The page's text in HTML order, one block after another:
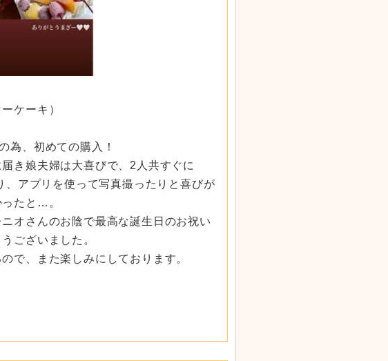
ケーキ）
為、初めての購入！
き娘夫婦は大喜びで、 2人共すぐに
アプリを使って写真撮ったりと喜びが
たと…。
オさんのお陰で最高な誕生日のお祝い
ございました。
で、また楽しみにしております。